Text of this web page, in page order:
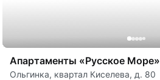
Апартаменты «Русское Море»
Ольгинка, квартал Киселева, д. 80